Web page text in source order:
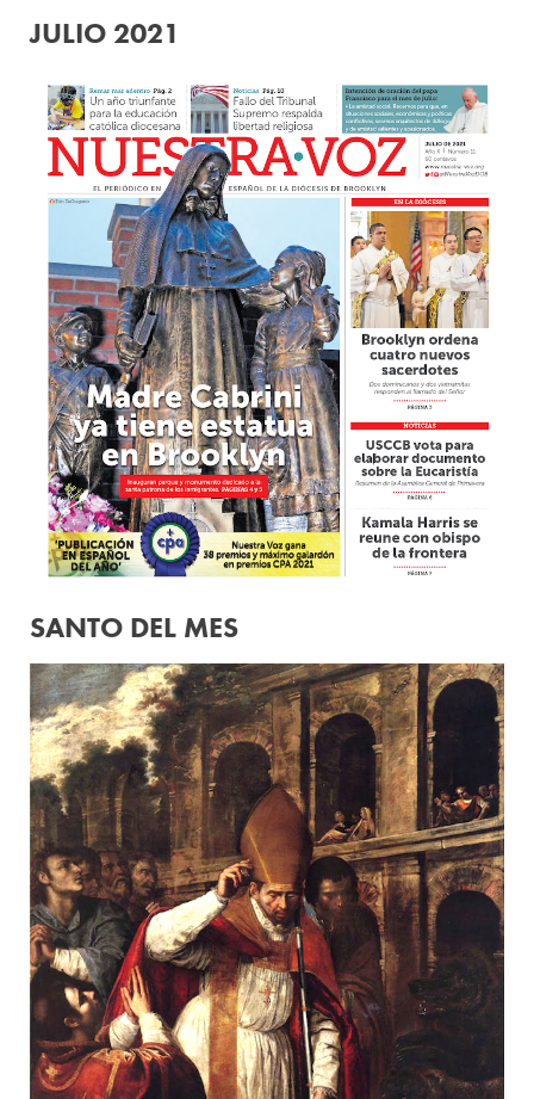
JULIO 2021
SANTO DEL MES